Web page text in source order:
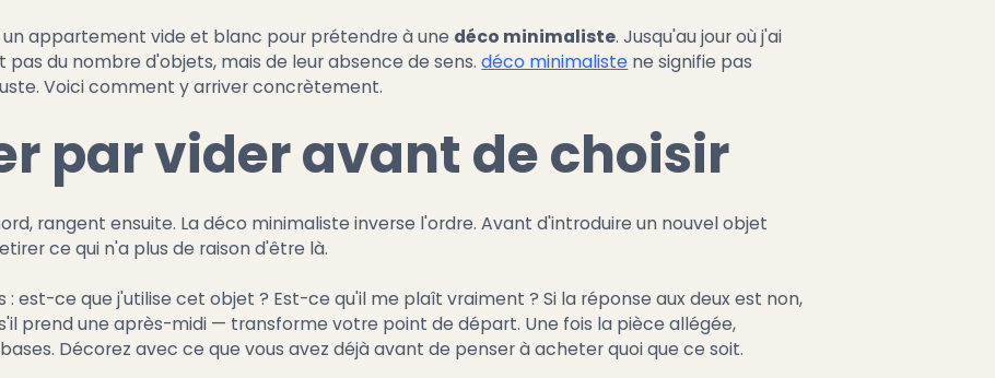
appartement vide et blanc pour prétendre à une déco minimaliste. Jusqu'au jour où j'ai
du nombre d'objets, mais de leur absence de sens.déco minimaliste ne signifie pas
Voici comment y arriver concrètement.
par vider avant de choisir
rangent ensuite. La déco minimaliste inverse l'ordre. Avant d'introduire un nouvel objet
ce qui n'a plus de raison d'être là.
: est-ce que j'utilise cet objet ? Est-ce qu'il me plaît vraiment ? Si la réponse aux deux est non,
prend une après-midi — transforme votre point de départ. Une fois la pièce allégée,
Décorez avec ce que vous avez déjà avant de penser à acheter quoi que ce soit.